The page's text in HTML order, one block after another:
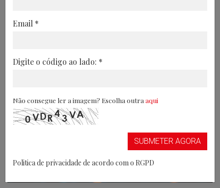
receitas e eficiência, mas traz novos
Email *
Digite o código ao lado: *
Não consegue ler a imagem? Escolha outra aqui
SUBMETER AGORA
Politica de privacidade de acordo com o RGPD